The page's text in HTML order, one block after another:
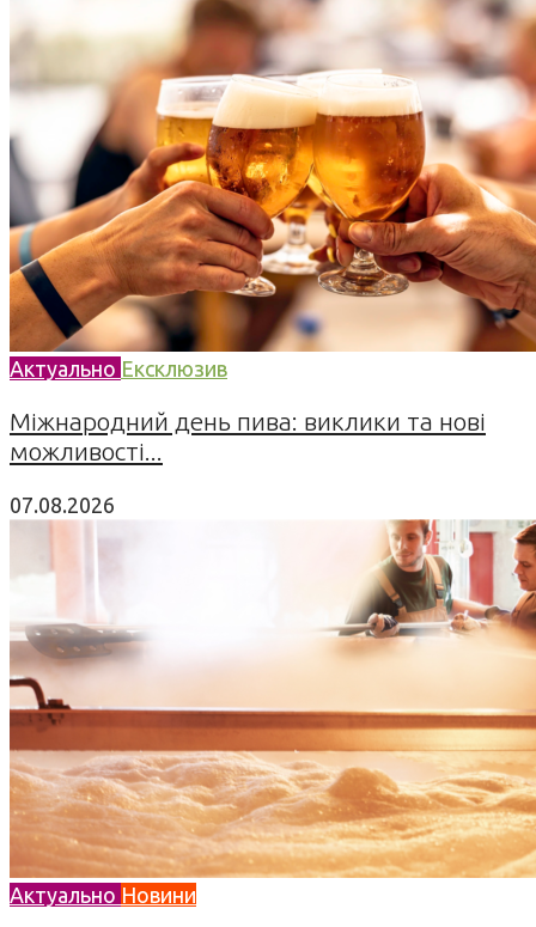
Актуально Ексклюзив
Міжнародний день пива: виклики та нові
можливості...
07.08.2026
Актуально Новини